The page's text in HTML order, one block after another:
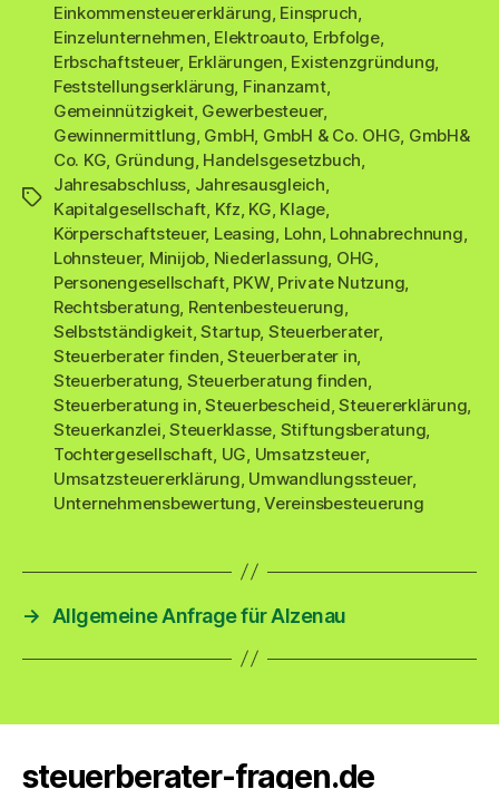
Schlagwörter
Einkommensteuererklärung Einspruch
Einzelunternehmen Elektroauto, Erbfolge,
Erbschaftsteuer, Erklärungen Existenzgründung
Feststellungserklärung Finanzamt,
Gemeinnützigkeit, Gewerbesteuer,
Gewinnermittlung GmbH GmbH & Co. OHG GmbH&
Co. KG Gründung Handelsgesetzbuch
Jahresabschluss Jahresausgleich
Kapitalgesellschaft Kfz KG Klage
Körperschaftsteuer, Leasing Lohn Lohnabrechnung
Lohnsteuer, Minijob Niederlassung OHG
Personengesellschaft, PKW, Private Nutzung
Rechtsberatung Rentenbesteuerung
Selbstständigkeit,Startup, Steuerberater,
Steuerberater finden ,Steuerberater in
Steuerberatung Steuerberatung finden
Steuerberatung in ,Steuerbescheid ,Steuererklärung
Steuerkanzlei ,Steuerklasse Stiftungsberatung
Tochtergesellschaft UG Umsatzsteuer,
Umsatzsteuererklärung Umwandlungssteuer,
Unternehmensbewertung ,Vereinsbesteuerung
→ Allgemeine Anfrage für Alzenau
steuerberater-fragen.de